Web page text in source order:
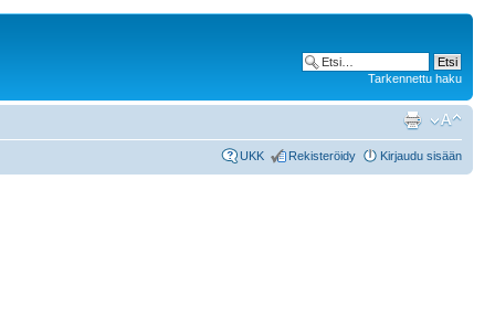
Tarkennettu haku
UKK Rekisteröidy Kirjaudu sisään